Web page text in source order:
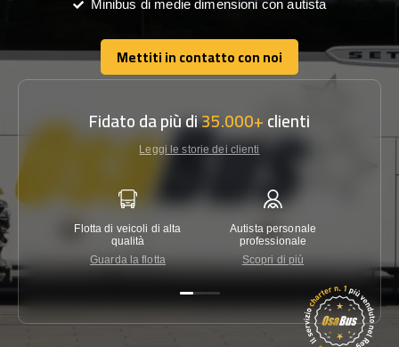
Minibus di medie dimensioni con autista
Mettiti in contatto con noi
Mettiti in contatto con noi
Fidato da più di35.000+clienti
Leggi le storie dei clienti
Flotta di veicoli di alta
qualità
Guarda la flotta
Autista personale
professionale
Scopri di più